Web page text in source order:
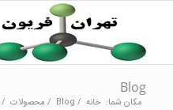
Blog
مکان شما: خانه /
Blog
/ محصولات /